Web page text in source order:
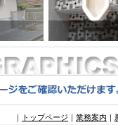
トップページ 業務案内